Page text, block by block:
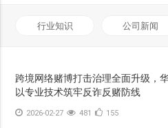
行业知识 公司新闻
跨境网络赌博打击治理全面升级，
以专业技术筑牢反诈反赌防线
2026-02-27 481 155